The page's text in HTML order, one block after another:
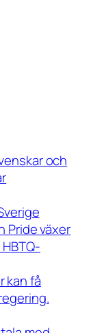
och
Pride växer
kan få